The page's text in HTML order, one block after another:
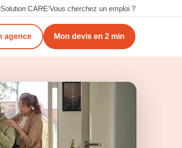
Solution CARE'Vous cherchez un emploi ?
agence Mon devis en 2 min